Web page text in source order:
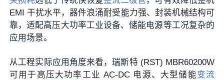
EMI 干扰水平，器件浪涌耐受能力强、封装机械结构可
靠，适配高压大功率工业设备、储能电源等工况复杂的
应用场景。
从工程实际应用角度来看，瑞斯特 (RST) MBR60200W
可用于高压大功率工业 AC-DC 电源、大型储能变流